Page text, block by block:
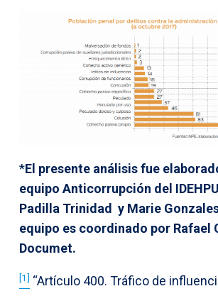
*El presente análisis fue
equipo Anticorrupción del
Padilla Trinidad y Marie Gonzales
equipo es coordinado por Rafael
Documet.
[1] “Artículo 400. Tráfico de